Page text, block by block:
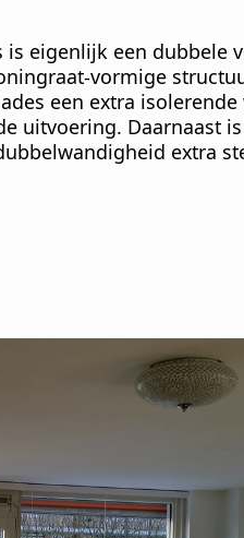
is eigenlijk een dubbele
vormige
een extra
uitvoering. Daarnaast
extra